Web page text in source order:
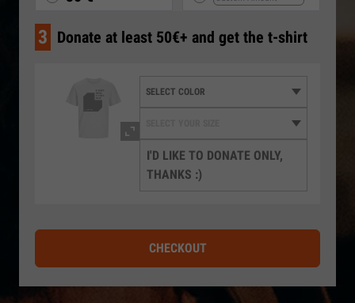
3 Donate at least 50€+ and get the t-shirt
I'D LIKE TO DONATE ONLY,
THANKS :)
CHECKOUT